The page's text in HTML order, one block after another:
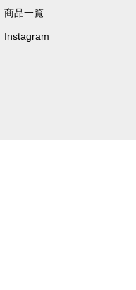
商品一覧
Instagram